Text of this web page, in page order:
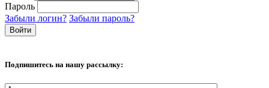
Пароль
Забыли логин? Забыли пароль?
Подпишитесь на нашу рассылку: